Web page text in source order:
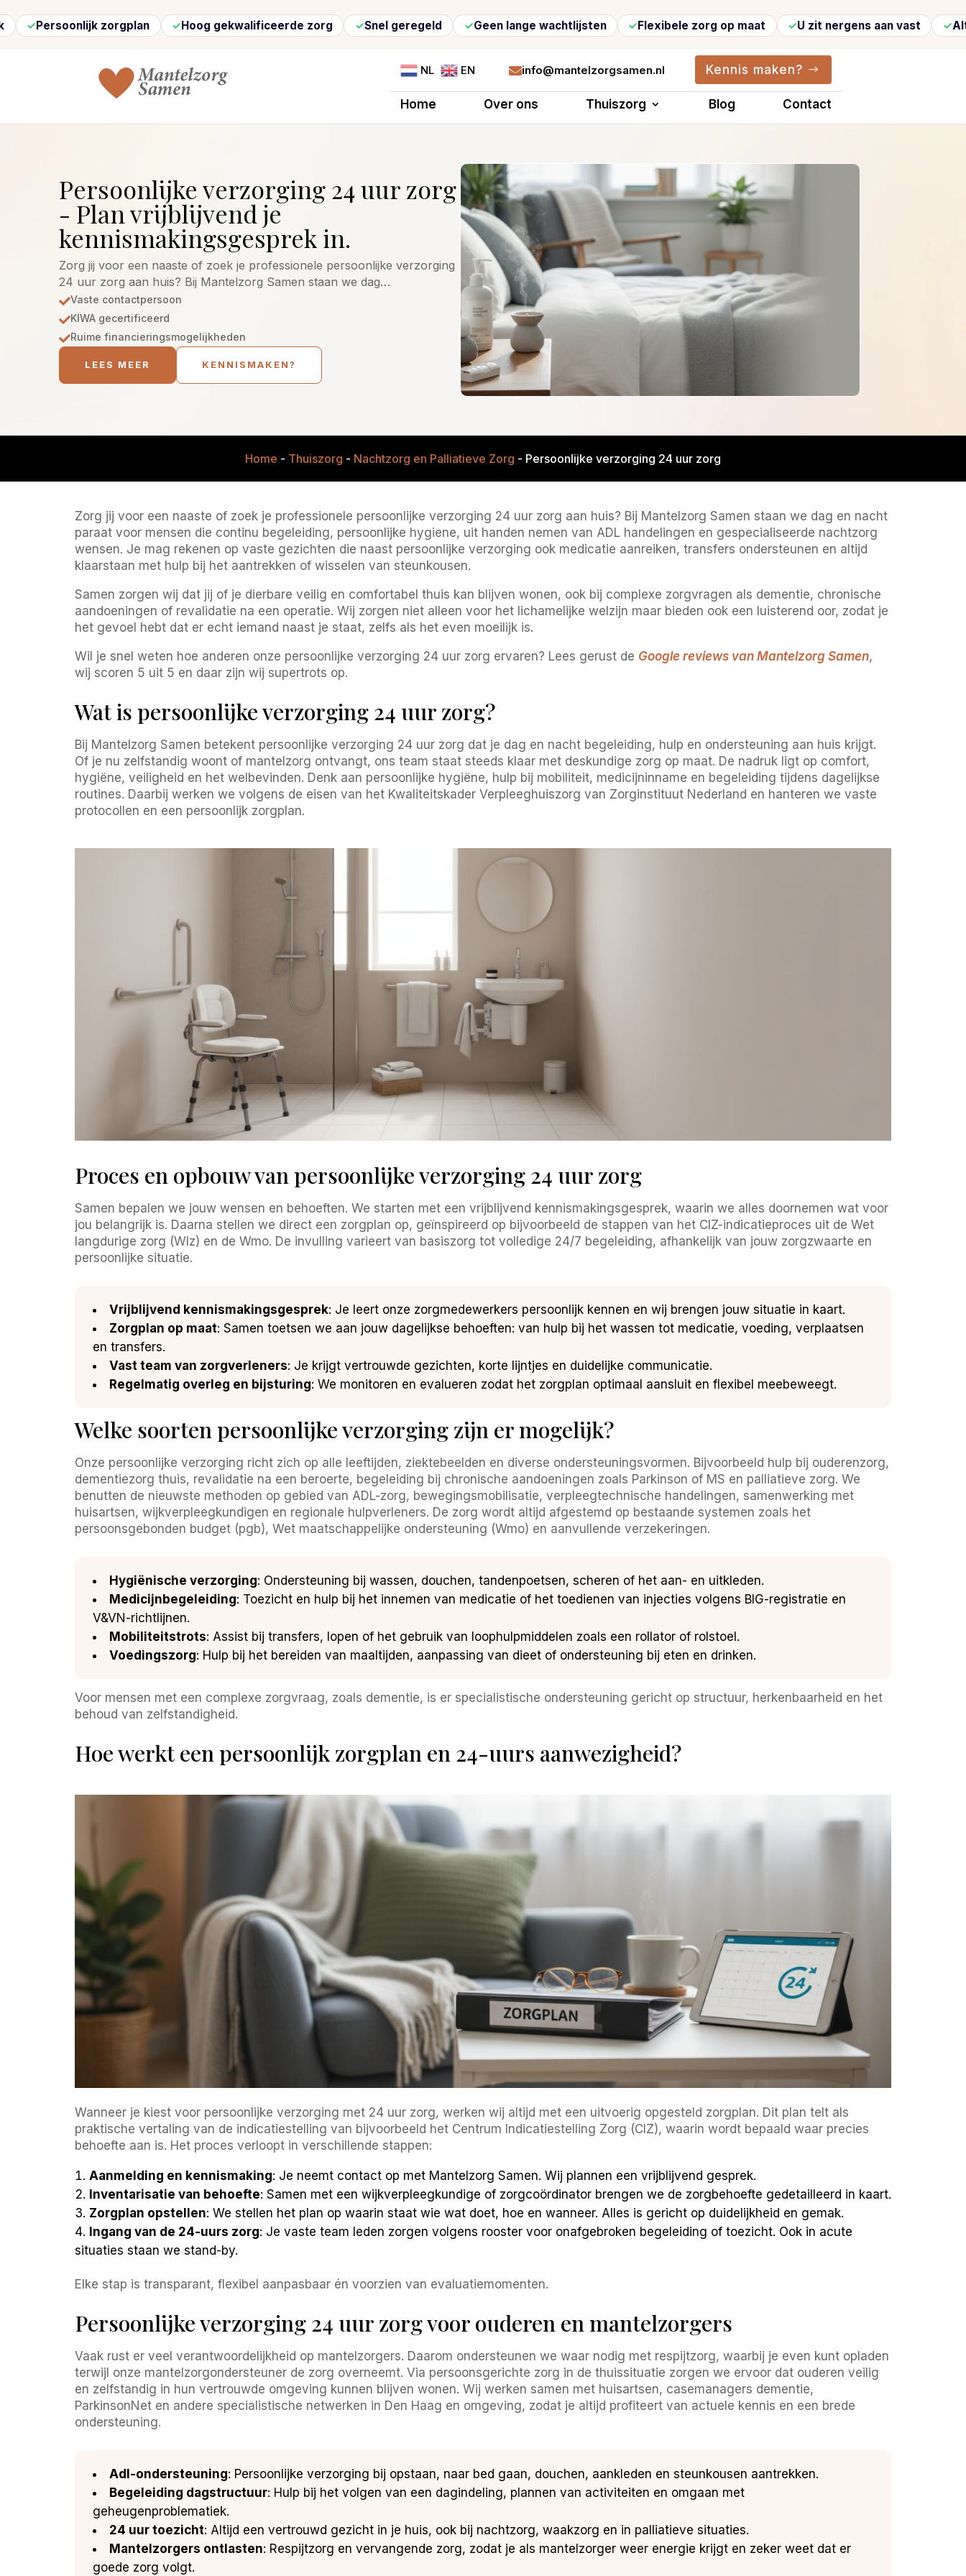
zorgplan Hoog gekwalificeerde zorg Snel geregeld Geen lange wachtlijsten Flexibele zorg op maat U zit nergens aan vast Altijd
NL EN info@mantelzorgsamen.nl Kennis maken?
Home Over ons Thuiszorg Blog Contact
Persoonlijke verzorging 24 uur zorg
- Plan vrijblijvend je
kennismakingsgesprek in.
Zorg jij voor een naaste of zoek je professionele persoonlijke verzorging
24 uur zorg aan huis? Bij Mantelzorg Samen staan we dag…
Vaste contactpersoon
KIWA gecertificeerd
Ruime financieringsmogelijkheden
LEES MEER KENNISMAKEN?
Home - Thuiszorg - Nachtzorg en Palliatieve Zorg - Persoonlijke verzorging 24 uur zorg
Zorg jij voor een naaste of zoek je professionele persoonlijke verzorging 24 uur zorg aan huis? Bij Mantelzorg Samen staan we dag en nacht
paraat voor mensen die continu begeleiding, persoonlijke hygiene, uit handen nemen van ADL handelingen en gespecialiseerde nachtzorg
wensen. Je mag rekenen op vaste gezichten die naast persoonlijke verzorging ook medicatie aanreiken, transfers ondersteunen en altijd
klaarstaan met hulp bij het aantrekken of wisselen van steunkousen.
Samen zorgen wij dat jij of je dierbare veilig en comfortabel thuis kan blijven wonen, ook bij complexe zorgvragen als dementie, chronische
aandoeningen of revalidatie na een operatie. Wij zorgen niet alleen voor het lichamelijke welzijn maar bieden ook een luisterend oor, zodat je
het gevoel hebt dat er echt iemand naast je staat, zelfs als het even moeilijk is.
Wil je snel weten hoe anderen onze persoonlijke verzorging 24 uur zorg ervaren? Lees gerust de Google reviews van Mantelzorg Samen,
wij scoren 5 uit 5 en daar zijn wij supertrots op.
Wat is persoonlijke verzorging 24 uur zorg?
Bij Mantelzorg Samen betekent persoonlijke verzorging 24 uur zorg dat je dag en nacht begeleiding, hulp en ondersteuning aan huis krijgt.
Of je nu zelfstandig woont of mantelzorg ontvangt, ons team staat steeds klaar met deskundige zorg op maat. De nadruk ligt op comfort,
hygiëne, veiligheid en het welbevinden. Denk aan persoonlijke hygiëne, hulp bij mobiliteit, medicijninname en begeleiding tijdens dagelijkse
routines. Daarbij werken we volgens de eisen van het Kwaliteitskader Verpleeghuiszorg van Zorginstituut Nederland en hanteren we vaste
protocollen en een persoonlijk zorgplan.
Proces en opbouw van persoonlijke verzorging 24 uur zorg
Samen bepalen we jouw wensen en behoeften. We starten met een vrijblijvend kennismakingsgesprek, waarin we alles doornemen wat voor
jou belangrijk is. Daarna stellen we direct een zorgplan op, geïnspireerd op bijvoorbeeld de stappen van het CIZ-indicatieproces uit de Wet
langdurige zorg (Wlz) en de Wmo. De invulling varieert van basiszorg tot volledige 24/7 begeleiding, afhankelijk van jouw zorgzwaarte en
persoonlijke situatie.
Vrijblijvend kennismakingsgesprek: Je leert onze zorgmedewerkers persoonlijk kennen en wij brengen jouw situatie in kaart.
Zorgplan op maat: Samen toetsen we aan jouw dagelijkse behoeften: van hulp bij het wassen tot medicatie, voeding, verplaatsen
en transfers.
Vast team van zorgverleners: Je krijgt vertrouwde gezichten, korte lijntjes en duidelijke communicatie.
Regelmatig overleg en bijsturing: We monitoren en evalueren zodat het zorgplan optimaal aansluit en flexibel meebeweegt.
Welke soorten persoonlijke verzorging zijn er mogelijk?
Onze persoonlijke verzorging richt zich op alle leeftijden, ziektebeelden en diverse ondersteuningsvormen. Bijvoorbeeld hulp bij ouderenzorg,
dementiezorg thuis, revalidatie na een beroerte, begeleiding bij chronische aandoeningen zoals Parkinson of MS en palliatieve zorg. We
benutten de nieuwste methoden op gebied van ADL-zorg, bewegingsmobilisatie, verpleegtechnische handelingen, samenwerking met
huisartsen, wijkverpleegkundigen en regionale hulpverleners. De zorg wordt altijd afgestemd op bestaande systemen zoals het
persoonsgebonden budget (pgb), Wet maatschappelijke ondersteuning (Wmo) en aanvullende verzekeringen.
Hygiënische verzorging: Ondersteuning bij wassen, douchen, tandenpoetsen, scheren of het aan- en uitkleden.
Medicijnbegeleiding: Toezicht en hulp bij het innemen van medicatie of het toedienen van injecties volgens BIG-registratie en
V&VN-richtlijnen.
Mobiliteitstrots: Assist bij transfers, lopen of het gebruik van loophulpmiddelen zoals een rollator of rolstoel.
Voedingszorg: Hulp bij het bereiden van maaltijden, aanpassing van dieet of ondersteuning bij eten en drinken.
Voor mensen met een complexe zorgvraag, zoals dementie, is er specialistische ondersteuning gericht op structuur, herkenbaarheid en het
behoud van zelfstandigheid.
Hoe werkt een persoonlijk zorgplan en 24-uurs aanwezigheid?
Wanneer je kiest voor persoonlijke verzorging met 24 uur zorg, werken wij altijd met een uitvoerig opgesteld zorgplan. Dit plan telt als
praktische vertaling van de indicatiestelling van bijvoorbeeld het Centrum Indicatiestelling Zorg (CIZ), waarin wordt bepaald waar precies
behoefte aan is. Het proces verloopt in verschillende stappen:
Aanmelding en kennismaking: Je neemt contact op met Mantelzorg Samen. Wij plannen een vrijblijvend gesprek.
Inventarisatie van behoefte: Samen met een wijkverpleegkundige of zorgcoördinator brengen we de zorgbehoefte gedetailleerd in kaart.
Zorgplan opstellen: We stellen het plan op waarin staat wie wat doet, hoe en wanneer. Alles is gericht op duidelijkheid en gemak.
Ingang van de 24-uurs zorg: Je vaste team leden zorgen volgens rooster voor onafgebroken begeleiding of toezicht. Ook in acute
situaties staan we stand-by.
Elke stap is transparant, flexibel aanpasbaar én voorzien van evaluatiemomenten.
Persoonlijke verzorging 24 uur zorg voor ouderen en mantelzorgers
Vaak rust er veel verantwoordelijkheid op mantelzorgers. Daarom ondersteunen we waar nodig met respijtzorg, waarbij je even kunt opladen
terwijl onze mantelzorgondersteuner de zorg overneemt. Via persoonsgerichte zorg in de thuissituatie zorgen we ervoor dat ouderen veilig
en zelfstandig in hun vertrouwde omgeving kunnen blijven wonen. Wij werken samen met huisartsen, casemanagers dementie,
ParkinsonNet en andere specialistische netwerken in Den Haag en omgeving, zodat je altijd profiteert van actuele kennis en een brede
ondersteuning.
Adl-ondersteuning: Persoonlijke verzorging bij opstaan, naar bed gaan, douchen, aankleden en steunkousen aantrekken.
Begeleiding dagstructuur: Hulp bij het volgen van een dagindeling, plannen van activiteiten en omgaan met
geheugenproblematiek.
24 uur toezicht: Altijd een vertrouwd gezicht in je huis, ook bij nachtzorg, waakzorg en in palliatieve situaties.
Mantelzorgers ontlasten: Respijtzorg en vervangende zorg, zodat je als mantelzorger weer energie krijgt en zeker weet dat er
goede zorg volgt.